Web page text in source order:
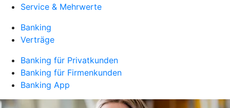
Service & Mehrwerte
Banking
Verträge
Banking für Privatkunden
Banking für Firmenkunden
Banking App